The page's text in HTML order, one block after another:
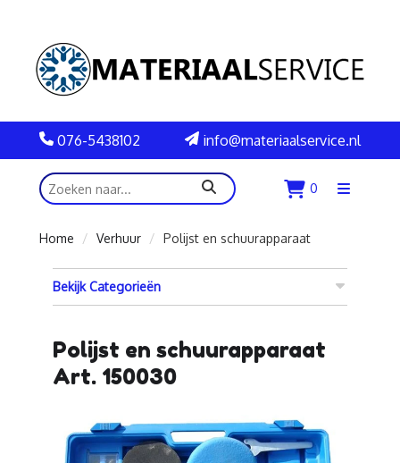
076-5438102 info@materiaalservice.nl
zoeken 0
Menu
Home
Verhuur Polijst en schuurapparaat
Bekijk Categorieën
Polijst en schuurapparaat
Art. 150030